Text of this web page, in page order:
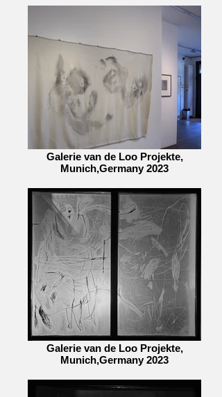
Galerie van de Loo Projekte,
Munich,Germany 2023
Galerie van de Loo Projekte,
Munich,Germany 2023